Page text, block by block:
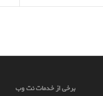
برخی از خدمات نت وب